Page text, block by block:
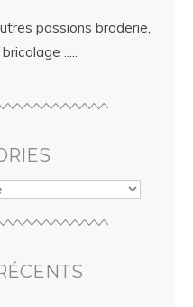
passions broderie,
.....